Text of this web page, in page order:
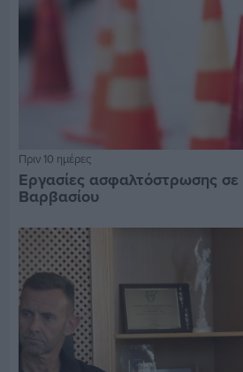
Πριν 10 ημέρες
Εργασίες ασφαλτόστρωσης σε
Βαρβασίου